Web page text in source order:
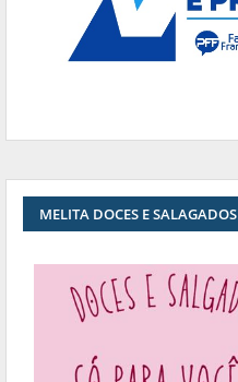
MELITA DOCES E SALAGADOS